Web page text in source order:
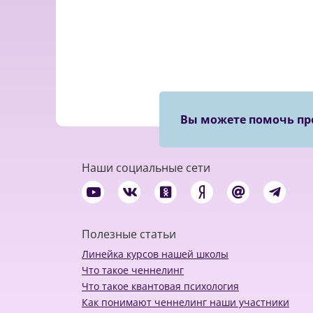
Вы можете помочь
Наши социальные сети
Полезные статьи
Линейка курсов нашей школы
Что такое ченнелинг
Что такое квантовая психология
Как понимают ченнелинг наши участники